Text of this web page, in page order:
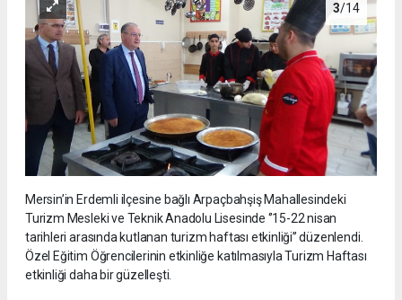
3/14
Mersin’in Erdemli ilçesine bağlı Arpaçbahşiş Mahallesindeki
Turizm Mesleki ve Teknik Anadolu Lisesinde ‘’15-22 nisan
tarihleri arasında kutlanan turizm haftası etkinliği’’ düzenlendi.
Özel Eğitim Öğrencilerinin etkinliğe katılmasıyla Turizm Haftası
etkinliği daha bir güzelleşti.